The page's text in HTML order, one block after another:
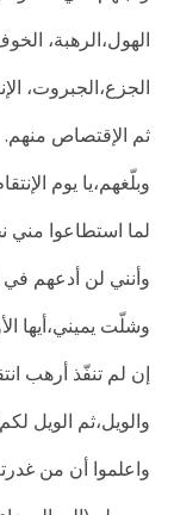
الهول،الرهبة،
الجزع،الجبروت،
ثم الإقتصاص منهم.
وبلّغهم،يا يوم
لما استطاعوا مني
وأنني لن أدعهم في
وشلّت يميني،أيها
إن لم تنفّذ أرهب
والويل،ثم الويل
واعلموا أن من